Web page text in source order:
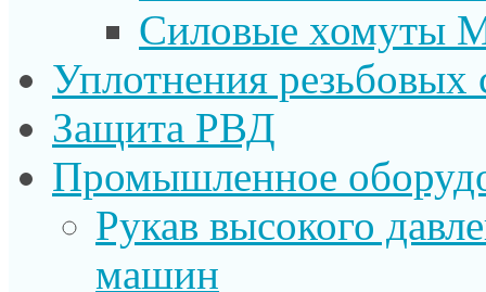
Силовые хомуты
Уплотнения резьбовых
Защита РВД
Промышленное
Рукав высокого
машин